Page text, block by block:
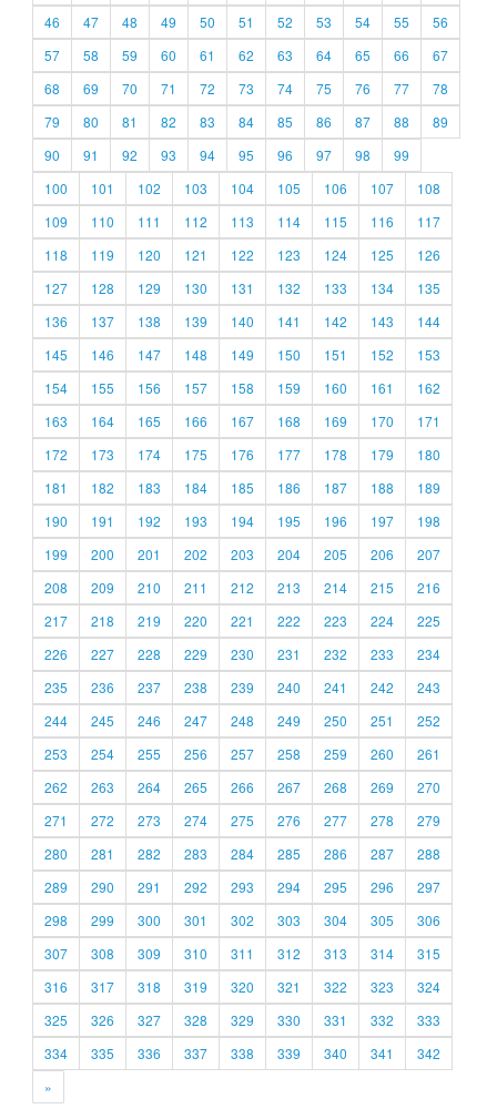
46
47 48 49 50 51 52 53 54 55
56
57
58 59 60 61 62 63 64 65 66
67
68
69 70 71 72 73 74 75 76 77
78
79
80 81 82 83 84 85 86 87 88
89
90
91 92 93 94 95 96 97 98
99
100
101 102 103 104 105 106 107
108
109
110 111 112 113 114 115 116
117
118
119 120 121 122 123 124 125
126
127
128 129 130 131 132 133 134
135
136
137 138 139 140 141 142 143
144
145
146 147 148 149 150 151 152
153
154
155 156 157 158 159 160 161
162
163
164 165 166 167 168 169 170
171
172
173 174 175 176 177 178 179
180
181
182 183 184 185 186 187 188
189
190
191 192 193 194 195 196 197
198
199
200 201 202 203 204 205 206
207
208
209 210 211 212 213 214 215
216
217
218 219 220 221 222 223 224
225
226
227 228 229 230 231 232 233
234
235
236 237 238 239 240 241 242
243
244
245 246 247 248 249 250 251
252
253
254 255 256 257 258 259 260
261
262
263 264 265 266 267 268 269
270
271
272 273 274 275 276 277 278
279
280
281 282 283 284 285 286 287
288
289
290 291 292 293 294 295 296
297
298
299 300 301 302 303 304 305
306
307
308 309 310 311 312 313 314
315
316
317 318 319 320 321 322 323
324
325
326 327 328 329 330 331 332
333
334
335 336 337 338 339 340 341
342
»